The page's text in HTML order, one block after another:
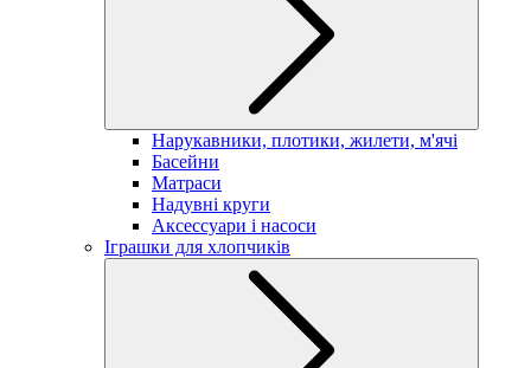
Нарукавники, плотики, жилети, м'ячі
Басейни
Матраси
Надувні круги
Аксессуари і насоси
Іграшки для хлопчиків